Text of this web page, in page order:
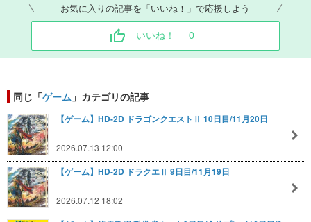
お気に入りの記事を「いいね！」で応援しよう
いいね！ 0
同じ「ゲーム 」カテゴリの記事
【ゲーム】HD-2D ドラゴンクエストⅡ 10日目/11月20日
2026.07.13 12:00
【ゲーム】HD-2D ドラクエⅡ 9日目/11月19日
2026.07.12 18:02